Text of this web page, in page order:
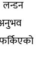
लन्डन